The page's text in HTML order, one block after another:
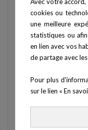
cookies ou
une meilleure
statistiques ou
en lien avec vos
de partage avec
Pour plus
sur le lien « En